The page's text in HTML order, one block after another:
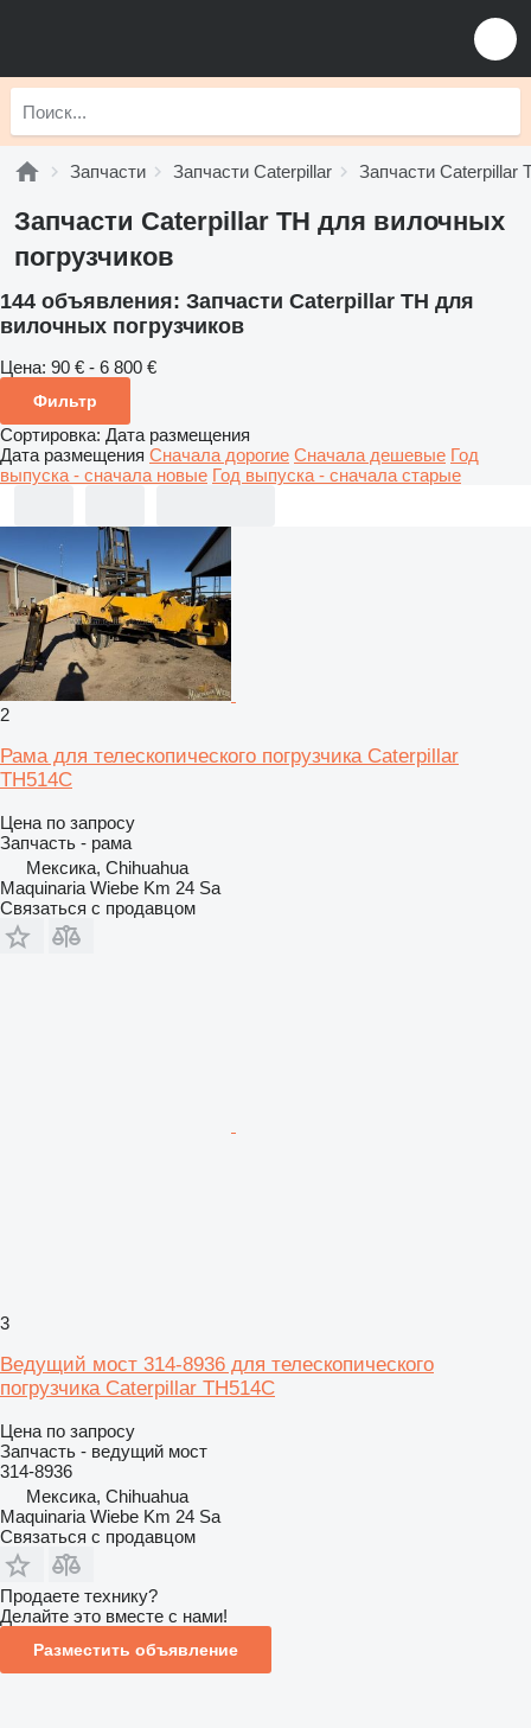
Запчасти Запчасти Caterpillar Запчасти Caterpillar
Запчасти Caterpillar TH для вилочных
погрузчиков
144 объявления: Запчасти Caterpillar TH для
вилочных погрузчиков
Цена: 90 € - 6 800 €
Фильтр
Сортировка: Дата размещения
Дата размещения Сначала дорогие Сначала дешевые Год
выпуска - сначала новые Год выпуска - сначала старые
2
Рама для телескопического погрузчика Caterpillar
TH514C
Цена по запросу
Запчасть - рама
Мексика, Chihuahua
Maquinaria Wiebe Km 24 Sa
Связаться с продавцом
3
Ведущий мост 314-8936 для телескопического
погрузчика Caterpillar TH514C
Цена по запросу
Запчасть - ведущий мост
314-8936
Мексика, Chihuahua
Maquinaria Wiebe Km 24 Sa
Связаться с продавцом
Продаете технику?
Делайте это вместе с нами!
Разместить объявление